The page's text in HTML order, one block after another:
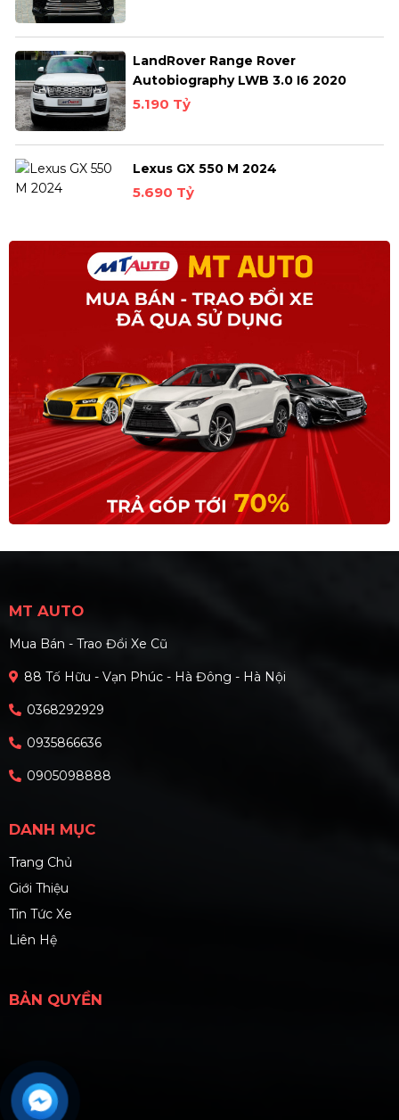
LandRover Range Rover
Autobiography LWB 3.0 I6 2020
5.190 Tỷ
Lexus GX 550 M 2024
5.690 Tỷ
MT AUTO
Mua Bán - Trao Đổi Xe Cũ
88 Tố Hữu - Vạn Phúc - Hà Đông - Hà Nội
0368292929
0935866636
0905098888
DANH MỤC
Trang Chủ
Giới Thiệu
Tin Tức Xe
Liên Hệ
BẢN QUYỀN